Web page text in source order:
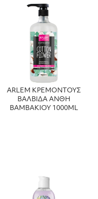
ARLEM ΚΡΕΜΟΝΤΟΥΣ
ΒΑΛΒΙΔΑ ΑΝΘΗ
ΒΑΜΒΑΚΙΟΥ 1000ML